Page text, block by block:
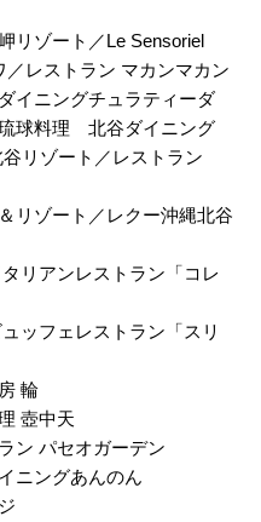
リゾート／Le Sensoriel
レストラン マカンマカン
イニングチュラティーダ
球料理 北谷ダイニング
リゾート／レストラン
リゾート／レクー沖縄北谷
リアンレストラン「コレ
ッフェレストラン「スリ
輪
壺中天
ン パセオガーデン
ニングあんのん